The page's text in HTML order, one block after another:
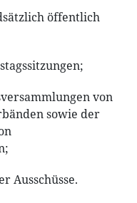
öffentlich
von
sowie der
Ausschüsse.